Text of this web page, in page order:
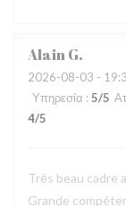
AlainG
2026-08-03 -
Υπηρεσία : 5/5
4/5
Très beau cadre
Grande